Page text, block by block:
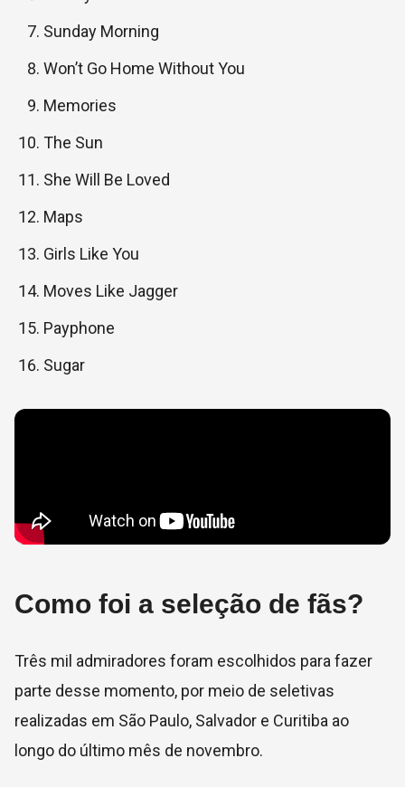
Sunday Morning
Won’t Go Home Without You
Memories
The Sun
She Will Be Loved
Maps
Girls Like You
Moves Like Jagger
Payphone
Sugar
Como foi a seleção de fãs?
Três mil admiradores foram escolhidos para fazer
parte desse momento, por meio de seletivas
realizadas em São Paulo, Salvador e Curitiba ao
longo do último mês de novembro.